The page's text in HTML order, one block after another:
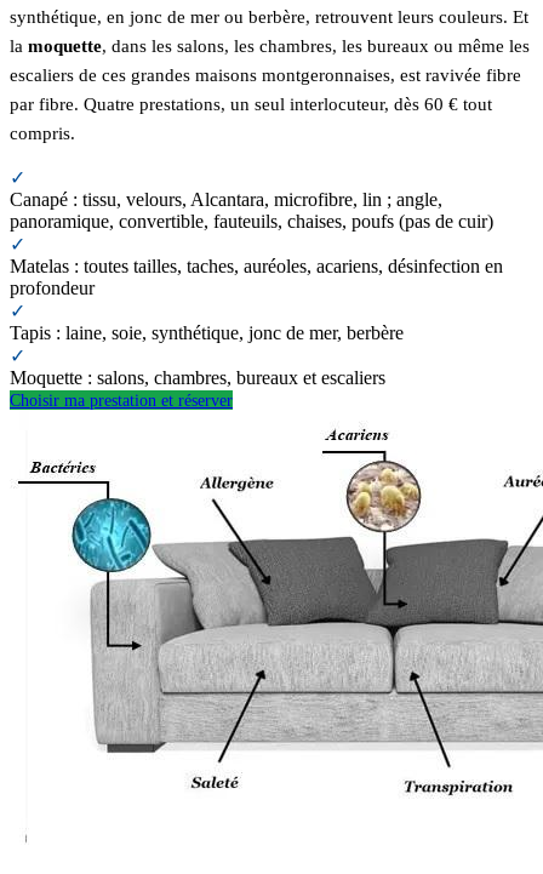
synthétique, en jonc de mer ou berbère, retrouvent leurs couleurs. Et
la moquette, dans les salons, les chambres, les bureaux ou même les
escaliers de ces grandes maisons montgeronnaises, est ravivée fibre
par fibre. Quatre prestations, un seul interlocuteur, dès 60 € tout
compris.
✓
Canapé : tissu, velours, Alcantara, microfibre, lin ; angle,
panoramique, convertible, fauteuils, chaises, poufs (pas de cuir)
✓
Matelas : toutes tailles, taches, auréoles, acariens, désinfection en
profondeur
✓
Tapis : laine, soie, synthétique, jonc de mer, berbère
✓
Moquette : salons, chambres, bureaux et escaliers
Choisir ma prestation et réserver